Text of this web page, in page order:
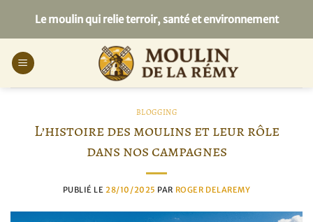
contenu
Le moulin qui relie terroir, santé et environnement
BLOGGING
L’histoire des moulins et leur rôle
dans nos campagnes
PUBLIÉ LE 28/10/2025 PAR ROGER DELAREMY